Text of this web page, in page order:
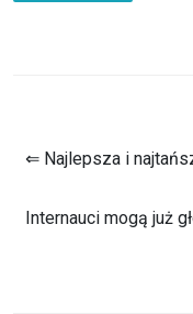
⇐ Najlepsza i
Internauci mogą już